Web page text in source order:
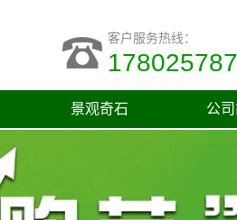
客户服务热线：
景观奇石 公